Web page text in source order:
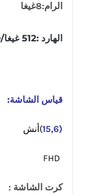
الرام:8غيغا
الهارد :512 غيغا/SSD/
قياس الشاشة:
(15,6 )أنش
كرت الشاشة :